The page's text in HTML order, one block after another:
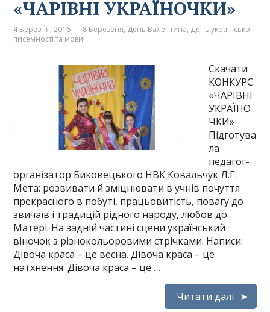
«ЧАРІВНІ УКРАЇНОЧКИ»
4 Березня, 2016 8 Березеня, День Валентина, День української
писемності та мови
Скачати
КОНКУРС
«ЧАРІВНІ
УКРАЇНО
ЧКИ»
Підготува
ла
педагог-
організатор Биковецького НВК Ковальчук Л.Г.
Мета: розвивати й зміцнювати в учнів почуття
прекрасного в побуті, працьовитість, повагу до
звичаїв і традицій рідного народу, любов до
Матері. На задній частині сцени український
віночок з різнокольоровими стрічками. Написи:
Дівоча краса – це весна. Дівоча краса – це
натхнення. Дівоча краса – це …
Читати далі